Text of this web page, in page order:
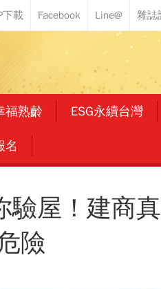
福熟齡 ESG永續台灣
名
驗屋！建商真
險